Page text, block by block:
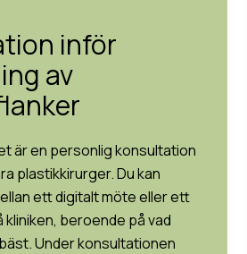
inför
av
är en personlig konsultation
plastikkirurger. Du kan
ett digitalt möte eller ett
beroende på vad
Under konsultationen